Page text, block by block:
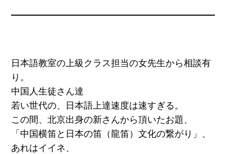
日本語教室の上級クラス担当の女先生から相談有
り。
中国人生徒さん達
若い世代の、日本語上達速度は速すぎる。
この間、北京出身の新さんから頂いたお題、
「中国横笛と日本の笛（龍笛）文化の繋がり」、
あれはイイネ、